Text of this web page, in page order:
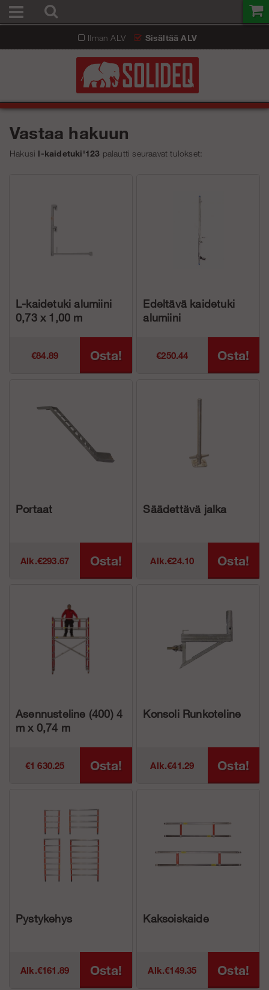
Ilman ALV Sisältää ALV
Vastaa hakuun
Hakusi l-kaidetuki'123 palautti seuraavat tulokset:
L-kaidetuki alumiini
0,73 x 1,00 m
€84.89 Osta!
Edeltävä kaidetuki
alumiini
€250.44 Osta!
Portaat
Alk.€293.67 Osta!
Säädettävä jalka
Alk.€24.10 Osta!
Asennusteline (400) 4
m x 0,74 m
€1 630.25 Osta!
Konsoli Runkoteline
Alk.€41.29 Osta!
Pystykehys
Alk.€161.89 Osta!
Kaksoiskaide
Alk.€149.35 Osta!